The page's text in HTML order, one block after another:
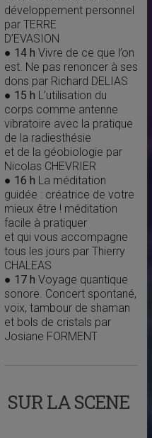
développement personnel
par TERRE
D’EVASION
● 14 h Vivre de ce que l’on
est. Ne pas renoncer à ses
dons par Richard DELIAS
● 15 h L’utilisation du
corps comme antenne
vibratoire avec la pratique
de la radiesthésie
et de la géobiologie par
Nicolas CHEVRIER
● 16 h La méditation
guidée : créatrice de votre
mieux être ! méditation
facile à pratiquer
et qui vous accompagne
tous les jours par Thierry
CHALEAS
● 17 h Voyage quantique
sonore. Concert spontané,
voix, tambour de shaman
et bols de cristals par
Josiane FORMENT
SUR LA SCENE